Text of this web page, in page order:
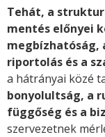
Tehát, a
mentés előnyei
megbízhatóság,
riportolás és a
a hátrányai közé
bonyolultság, a
függőség és a
szervezetnek